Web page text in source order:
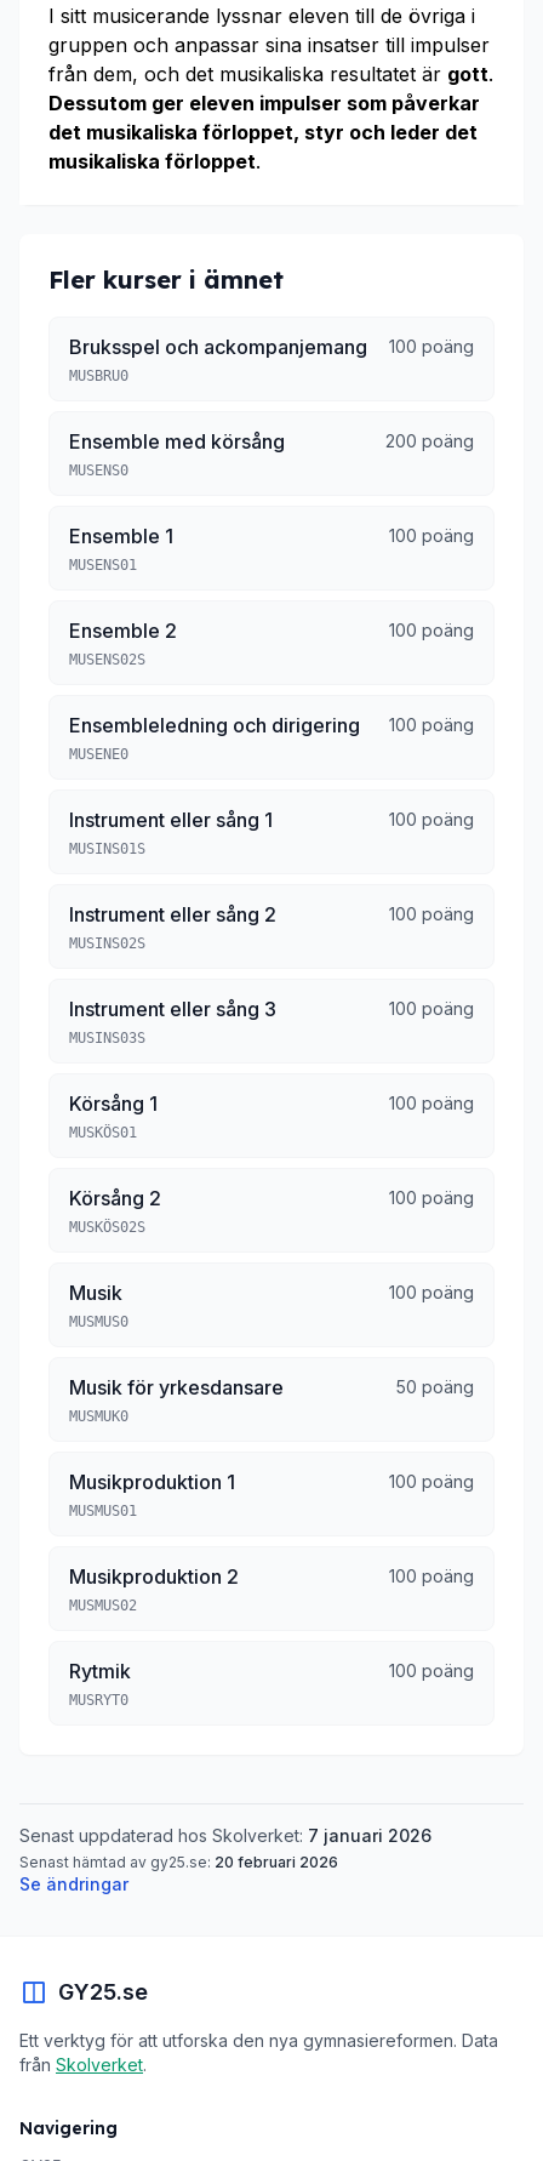
I sitt musicerande lyssnar eleven till de övriga i
gruppen och anpassar sina insatser till impulser
från dem, och det musikaliska resultatet är gott.
Dessutom ger eleven impulser som påverkar
det musikaliska förloppet, styr och leder det
musikaliska förloppet.
Fler kurser i ämnet
Bruksspel och ackompanjemang 100 poäng
MUSBRU0
Ensemble med körsång 200 poäng
MUSENS0
Ensemble 1 100 poäng
MUSENS01
Ensemble 2 100 poäng
MUSENS02S
Ensembleledning och dirigering 100 poäng
MUSENE0
Instrument eller sång 1 100 poäng
MUSINS01S
Instrument eller sång 2 100 poäng
MUSINS02S
Instrument eller sång 3 100 poäng
MUSINS03S
Körsång 1 100 poäng
MUSKÖS01
Körsång 2 100 poäng
MUSKÖS02S
Musik 100 poäng
MUSMUS0
Musik för yrkesdansare 50 poäng
MUSMUK0
Musikproduktion 1 100 poäng
MUSMUS01
Musikproduktion 2 100 poäng
MUSMUS02
Rytmik 100 poäng
MUSRYT0
Senast uppdaterad hos Skolverket: 7 januari 2026
Senast hämtad av gy25.se: 20 februari 2026
Se ändringar
GY25.se
Ett verktyg för att utforska den nya gymnasiereformen. Data
från Skolverket.
Navigering